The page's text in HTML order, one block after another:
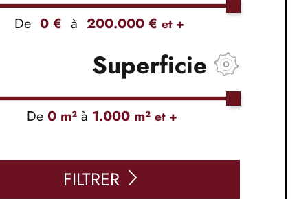
De 0 € à 200.000 €et +
Superficie
De 0 m²à 1.000 m² et +
FILTRER